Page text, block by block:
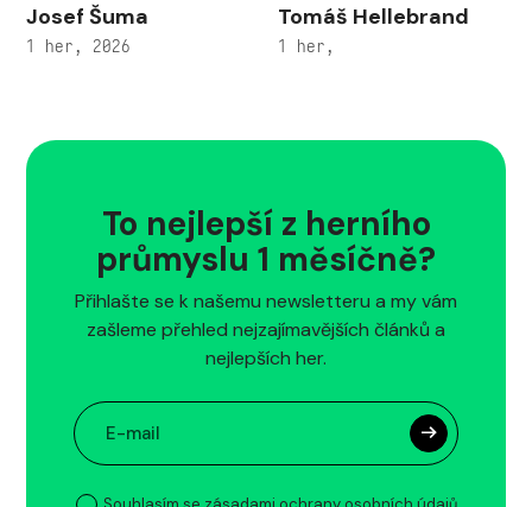
Josef Šuma
1 her, 2026
Tomáš Hellebrand
1 her,
To nejlepší z herního
průmyslu 1 měsíčně?
Přihlašte se k našemu newsletteru a my vám
zašleme přehled nejzajímavějších článků a
nejlepších her.